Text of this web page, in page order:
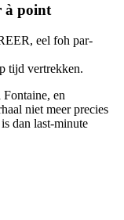
à point
eel foh par-
tijd vertrekken.
en
niet meer precies
dan last-minute